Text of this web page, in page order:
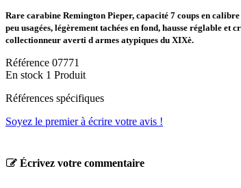
Rare carabine Remington Pieper, capacité 7 coups en
peu usagées, légèrement tachées en fond, hausse réglable
collectionneur averti d armes atypiques du XIXè.
Référence 07771
En stock 1 Produit
Références spécifiques
Soyez le premier à écrire votre avis !
Écrivez votre commentaire